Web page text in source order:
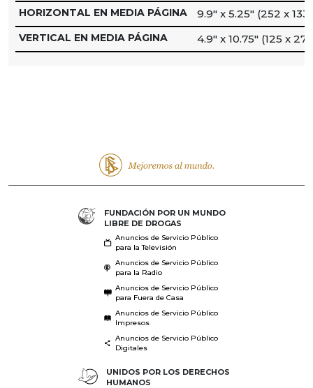
HORIZONTAL EN MEDIA PÁGINA 9.9″ x 5.25″ (252 x
VERTICAL EN MEDIA PÁGINA 4.9″ x 10.75″ (125 x
FUNDACIÓN POR UN MUNDO
LIBRE DE DROGAS
Anuncios de Servicio Público
para la Televisión
Anuncios de Servicio Público
para la Radio
Anuncios de Servicio Público
para Fuera de Casa
Anuncios de Servicio Público
Impresos
Anuncios de Servicio Público
Digitales
UNIDOS POR LOS DERECHOS
HUMANOS